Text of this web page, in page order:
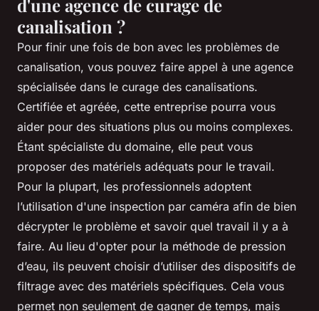
d'une agence de curage de
canalisation ?
Pour finir une fois de bon avec les problèmes de
canalisation, vous pouvez faire appel à une agence
spécialisée dans le curage des canalisations.
Certifiée et agréée, cette entreprise pourra vous
aider pour des situations plus ou moins complexes.
Étant spécialiste du domaine, elle peut vous
proposer des matériels adéquats pour le travail.
Pour la plupart, les professionnels adoptent
l’utilisation d'une inspection par caméra afin de bien
décrypter le problème et savoir quel travail il y a à
faire. Au lieu d'opter pour la méthode de pression
d’eau, ils peuvent choisir d’utiliser des dispositifs de
filtrage avec des matériels spécifiques. Cela vous
permet non seulement de gagner de temps, mais